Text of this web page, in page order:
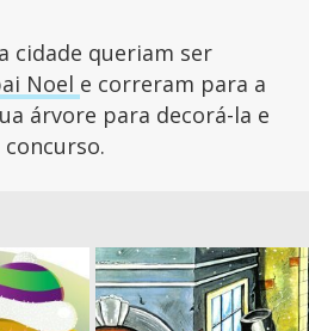
cidade queriam ser
Noel e correram para a
árvore para decorá-la e